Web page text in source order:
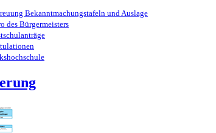
Bekanntmachungstafeln und Auslage
des Bürgermeisters